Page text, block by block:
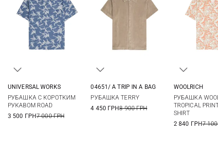
UNIVERSAL WORKS
РУБАШКА С КОРОТКИМ
РУКАВОМ ROAD
3 500 ГРН7 000 ГРН
04651/ A TRIP IN A BAG
РУБАШКА TERRY
4 450 ГРН8 900 ГРН
WOOLRICH
РУБАШКА
TROPICAL
SHIRT
2 840 ГРН7